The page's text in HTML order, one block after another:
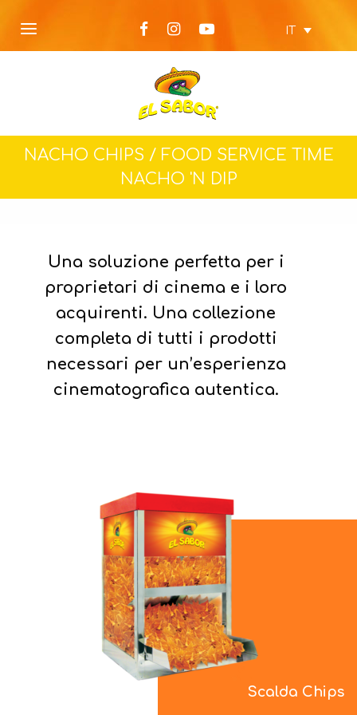
IT
NACHO CHIPS / FOOD SERVICE TIME
NACHO 'N DIP
Una soluzione perfetta per i
proprietari di cinema e i loro
acquirenti. Una collezione
completa di tutti i prodotti
necessari per un’esperienza
cinematografica autentica.
Scalda Chips